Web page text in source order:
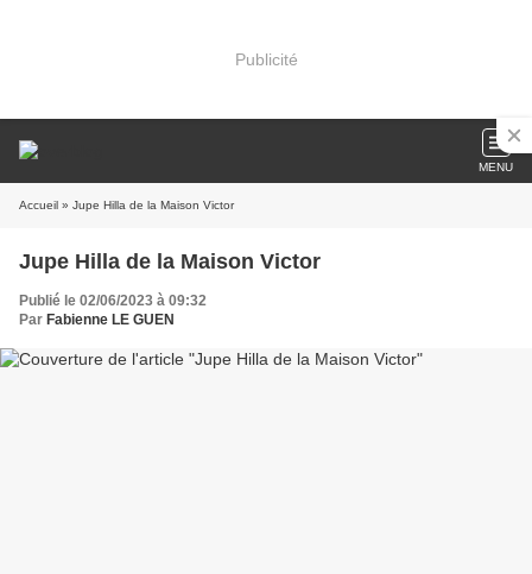
Publicité
MENU
Accueil » Jupe Hilla de la Maison Victor
Jupe Hilla de la Maison Victor
Publié le 02/06/2023 à 09:32
Par Fabienne LE GUEN